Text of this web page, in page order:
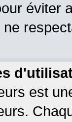
éviter
est